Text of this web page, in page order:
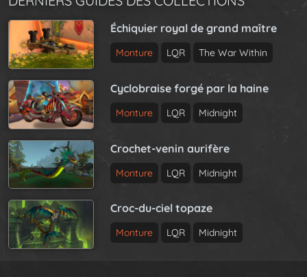
Échiquier royal de grand maître
Monture LQR The War Within
Cyclobraise forgé par la haine
Monture LQR Midnight
Crochet-venin aurifère
Monture LQR Midnight
Croc-du-ciel topaze
Monture LQR Midnight